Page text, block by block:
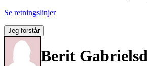
Se retningslinjer
Jeg forstår
Berit